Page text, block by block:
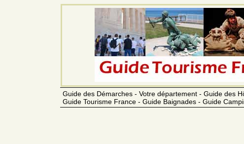
Guide des Démarches - Votre département - Guide des
Guide Tourisme France - Guide Baignades - Guide